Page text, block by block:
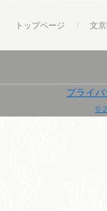
トップページ 文
プライ
©